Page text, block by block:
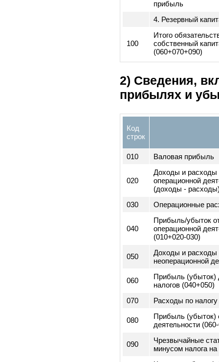
Итого
1. Уставный
2.
3.
прибыль
4. Резервный
100
(060+070+090)
2) Сведения,
прибылях и
Код
010 Валовая
020
Доходы и
операционной
(доходы -
Прибыль/
(010+020-030)